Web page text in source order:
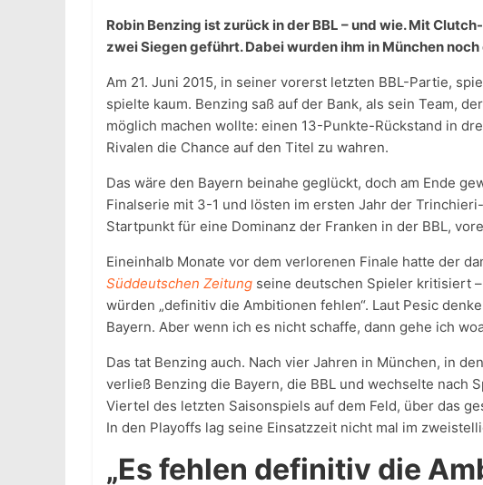
Robin Benzing ist zurück in der BBL – und wie. Mit
zwei Siegen geführt. Dabei wurden ihm in München
Am 21. Juni 2015, in seiner vorerst letzten BBL-Partie,
spielte kaum. Benzing saß auf der Bank, als sein Team,
möglich machen wollte: einen 13-Punkte-Rückstand in
Rivalen die Chance auf den Titel zu wahren.
Das wäre den Bayern beinahe geglückt, doch am Ende
Finalserie mit 3-1 und lösten im ersten Jahr der
Startpunkt für eine Dominanz der Franken in der BBL,
Eineinhalb Monate vor dem verlorenen Finale hatte der
Süddeutschen Zeitung seine deutschen Spieler kritisiert
würden „definitiv die Ambitionen fehlen“. Laut Pesic
Bayern. Aber wenn ich es nicht schaffe, dann gehe ich
Das tat Benzing auch. Nach vier Jahren in München, in
verließ Benzing die Bayern, die BBL und wechselte nach
Viertel des letzten Saisonspiels auf dem Feld, über das
In den Playoffs lag seine Einsatzzeit nicht mal im
„Es fehlen definitiv die